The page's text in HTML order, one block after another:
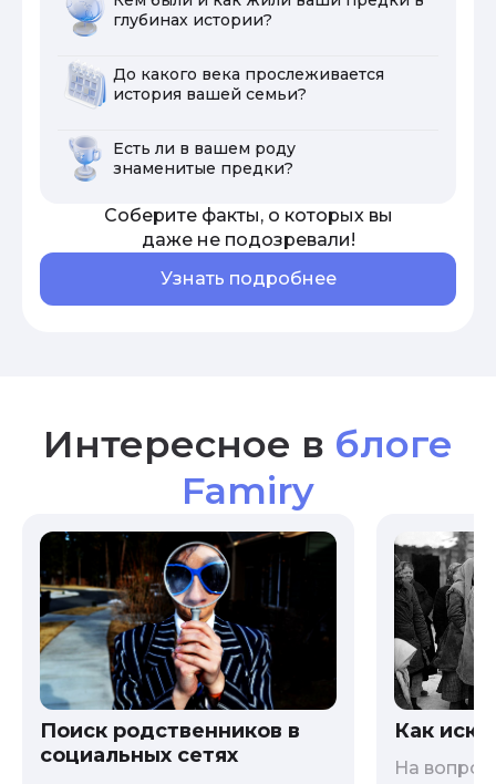
глубинах истории?
До какого века прослеживается
история вашей семьи?
Есть ли в вашем роду
знаменитые предки?
Соберите факты, о которых вы
даже не подозревали!
Узнать подробнее
Интересное в блоге
Famiry
Поиск родственников в
социальных сетях
Как
На вопрос